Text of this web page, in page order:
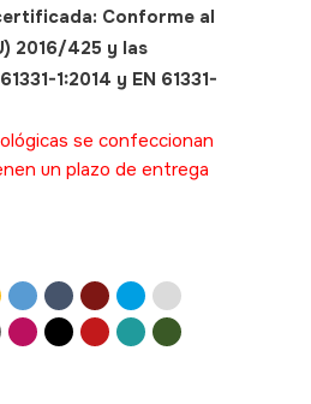
Conforme al
2016/425 y las
1:2014 y EN 61331-
se confeccionan
un plazo de entrega